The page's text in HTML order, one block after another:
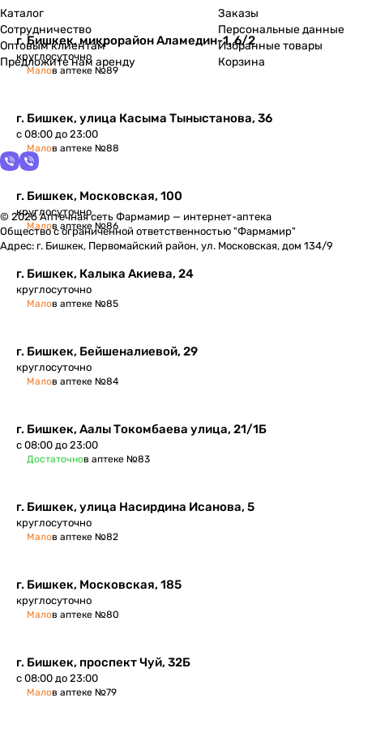
г. Бишкек, микрорайон Аламедин-1, 6/2
круглосуточно
Малов аптеке №89
г. Бишкек, улица Касыма Тыныстанова, 36
с 08:00 до 23:00
Малов аптеке №88
г. Бишкек, Московская, 100
круглосуточно
Малов аптеке №86
г. Бишкек, Калыка Акиева, 24
круглосуточно
Малов аптеке №85
г. Бишкек, Бейшеналиевой, 29
круглосуточно
Малов аптеке №84
г. Бишкек, ​Аалы Токомбаева улица, 21/1Б
с 08:00 до 23:00
Достаточнов аптеке №83
г. Бишкек, улица Насирдина Исанова, 5
круглосуточно
Малов аптеке №82
г. Бишкек, Московская, 185
круглосуточно
Малов аптеке №80
г. Бишкек​, проспект Чуй, 32Б
с 08:00 до 23:00
Малов аптеке №79
Каталог
Сотрудничество
Оптовым клиентам
Предложите нам аренду
Заказы
Персональные данные
Избранные товары
Корзина
© 2026 Аптечная сеть Фармамир — интернет-аптека
Общество с ограниченной ответственностью "Фармамир"
Адрес: г. Бишкек, Первомайский район, ул. Московская, дом 134/9